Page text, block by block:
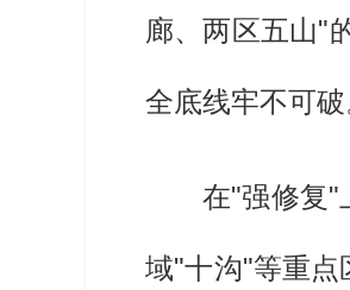
廊、两区五山"
全底线牢不可破
在"强修复"
域"十沟"等重点